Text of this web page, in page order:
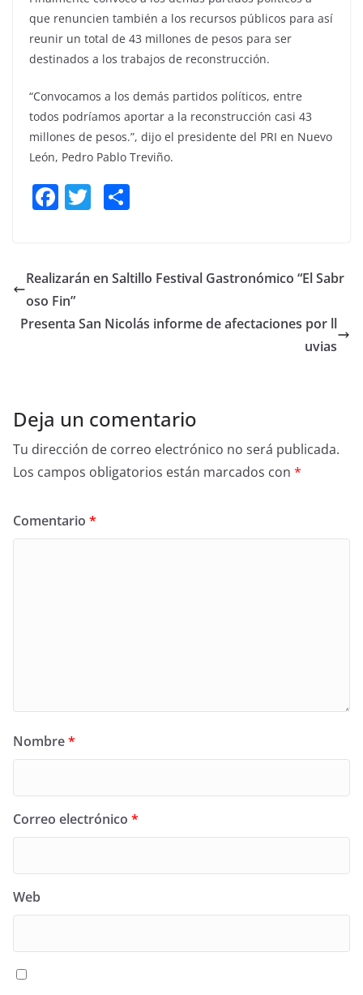
que renuncien también a los recursos públicos para así
reunir un total de 43 millones de pesos para ser
destinados a los trabajos de reconstrucción.
“Convocamos a los demás partidos políticos, entre
todos podríamos aportar a la reconstrucción casi 43
millones de pesos.”, dijo el presidente del PRI en Nuevo
León, Pedro Pablo Treviño.
F
e
b
o
T
er e
Realizarán en Saltillo Festival Gastronómico “El Sabr
oso Fin”
Presenta San Nicolás informe de afectaciones por ll
uvias
Deja un comentario
Tu dirección de correo electrónico no será publicada.
Los campos obligatorios están marcados con *
Comentario *
Nombre*
Correo electrónico *
Web